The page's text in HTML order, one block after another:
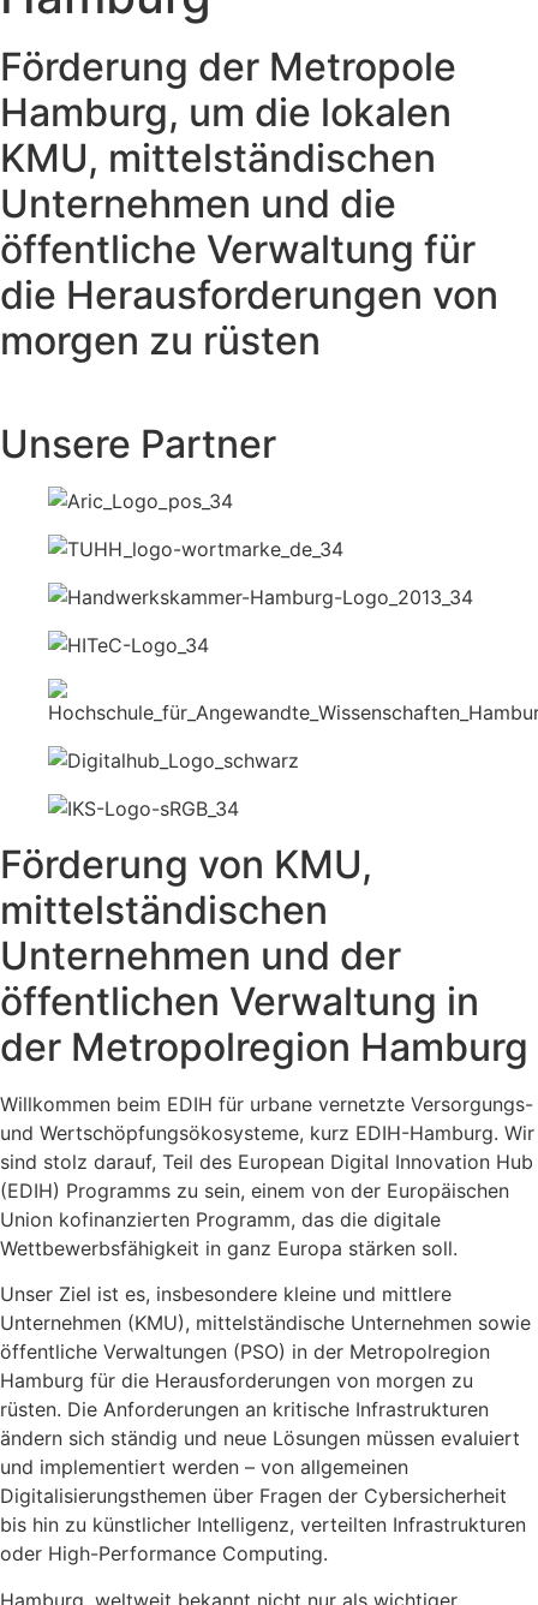
Förderung der Metropole
Hamburg, um die lokalen
KMU, mittelständischen
Unternehmen und die
öffentliche Verwaltung für
die Herausforderungen von
morgen zu rüsten
Unsere Partner
Förderung von KMU,
mittelständischen
Unternehmen und der
öffentlichen Verwaltung in
der Metropolregion Hamburg
Willkommen beim EDIH für urbane vernetzte Versorgungs-
und Wertschöpfungsökosysteme, kurz EDIH-Hamburg. Wir
sind stolz darauf, Teil des European Digital Innovation Hub
(EDIH) Programms zu sein, einem von der Europäischen
Union kofinanzierten Programm, das die digitale
Wettbewerbsfähigkeit in ganz Europa stärken soll.
Unser Ziel ist es, insbesondere kleine und mittlere
Unternehmen (KMU), mittelständische Unternehmen sowie
öffentliche Verwaltungen (PSO) in der Metropolregion
Hamburg für die Herausforderungen von morgen zu
rüsten. Die Anforderungen an kritische Infrastrukturen
ändern sich ständig und neue Lösungen müssen evaluiert
und implementiert werden – von allgemeinen
Digitalisierungsthemen über Fragen der Cybersicherheit
bis hin zu künstlicher Intelligenz, verteilten Infrastrukturen
oder High-Performance Computing.
Hamburg, weltweit bekannt nicht nur als wichtiger